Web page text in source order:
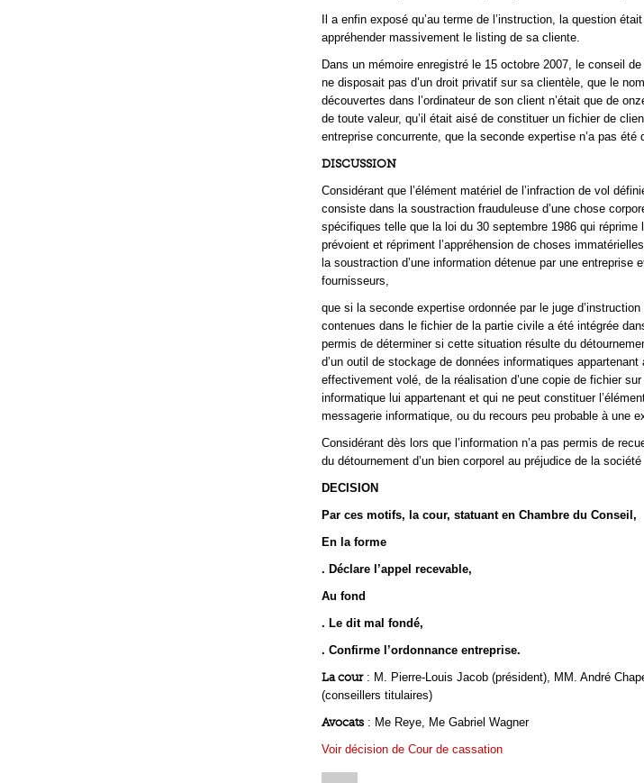
Il a enfin exposé qu’au terme de l’instruction, la question
appréhender massivement le listing de sa cliente.
Dans un mémoire enregistré le 15 octobre 2007, le conseil
ne disposait pas d’un droit privatif sur sa clientèle, que le
découvertes dans l’ordinateur de son client n’était que de
de toute valeur, qu’il était aisé de constituer un fichier de
entreprise concurrente, que la seconde expertise n’a pas été
DISCUSSION
Considérant que l’élément matériel de l’infraction de vol
consiste dans la soustraction frauduleuse d’une chose
spécifiques telle que la loi du 30 septembre 1986 qui
prévoient et répriment l’appréhension de choses
la soustraction d’une information détenue par une entreprise
fournisseurs,
que si la seconde expertise ordonnée par le juge
contenues dans le fichier de la partie civile a été intégrée
permis de déterminer si cette situation résulte du
d’un outil de stockage de données informatiques
effectivement volé, de la réalisation d’une copie de fichier
informatique lui appartenant et qui ne peut constituer
messagerie informatique, ou du recours peu probable à une
Considérant dès lors que l’information n’a pas permis de
du détournement d’un bien corporel au préjudice de la société
DECISION
Par ces motifs, la cour, statuant en Chambre du Conseil,
En la forme
. Déclare l’appel recevable,
Au fond
. Le dit mal fondé,
. Confirme l’ordonnance entreprise.
La cour: M. Pierre-Louis Jacob (président), MM. André
(conseillers titulaires)
Avocats : Me Reye, Me Gabriel Wagner
Voir décision de Cour de cassation